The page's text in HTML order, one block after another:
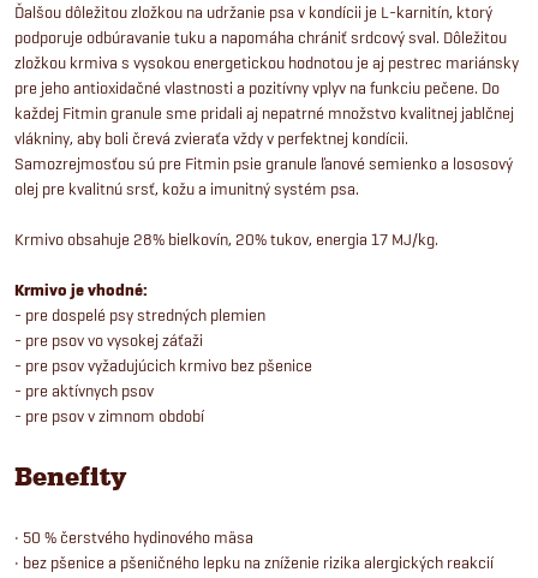
Ďalšou dôležitou zložkou na udržanie psa v kondícii je L-karnitín, ktorý
podporuje odbúravanie tuku a napomáha chrániť srdcový sval. Dôležitou
zložkou krmiva s vysokou energetickou hodnotou je aj pestrec mariánsky
pre jeho antioxidačné vlastnosti a pozitívny vplyv na funkciu pečene. Do
každej Fitmin granule sme pridali aj nepatrné množstvo kvalitnej jablčnej
vlákniny, aby boli črevá zvieraťa vždy v perfektnej kondícii.
Samozrejmosťou sú pre Fitmin psie granule ľanové semienko a lososový
olej pre kvalitnú srsť, kožu a imunitný systém psa.
Krmivo obsahuje 28% bielkovín, 20% tukov, energia 17 MJ/kg.
Krmivo je vhodné:
- pre dospelé psy stredných plemien
- pre psov vo vysokej záťaži
- pre psov vyžadujúcich krmivo bez pšenice
- pre aktívnych psov
- pre psov v zimnom období
Benefity
• 50 % čerstvého hydinového mäsa
• bez pšenice a pšeničného lepku na zníženie rizika alergických reakcií